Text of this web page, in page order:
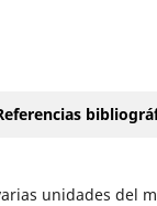
unidades del